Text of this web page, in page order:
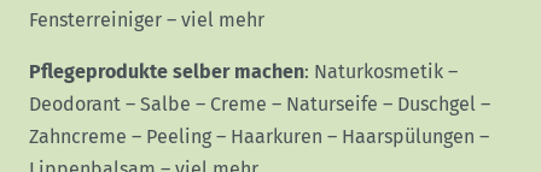
Fensterreiniger – viel mehr
Pflegeprodukte selber machen: Naturkosmetik –
Deodorant – Salbe – Creme – Naturseife – Duschgel –
Zahncreme – Peeling – Haarkuren – Haarspülungen –